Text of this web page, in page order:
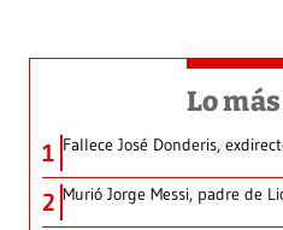
Lo
1 Fallece José Donderis,
2 Murió Jorge Messi, padre de